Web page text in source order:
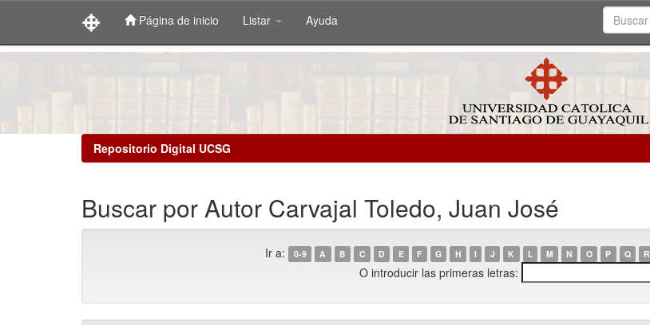
Página de inicio Listar Ayuda
Repositorio Digital UCSG
Buscar por Autor Carvajal Toledo, Juan José
Ir a: 0-9 A B C D E F G H I J K L M N O P Q R
O introducir las primeras letras: